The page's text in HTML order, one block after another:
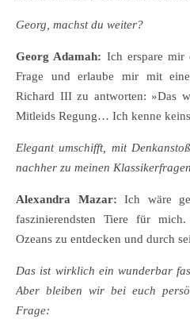
Georg, machst du weiter?
Georg Adamah: Ich erspare mir
Frage und erlaube mir mit
Richard III zu antworten: »Das
Mitleids Regung… Ich kenne
Elegant umschifft, mit
nachher zu meinen
Alexandra Mazar: Ich wäre
faszinierendsten Tiere für
Ozeans zu entdecken und durch
Das ist wirklich ein wunderbar
Aber bleiben wir bei euch
Frage: